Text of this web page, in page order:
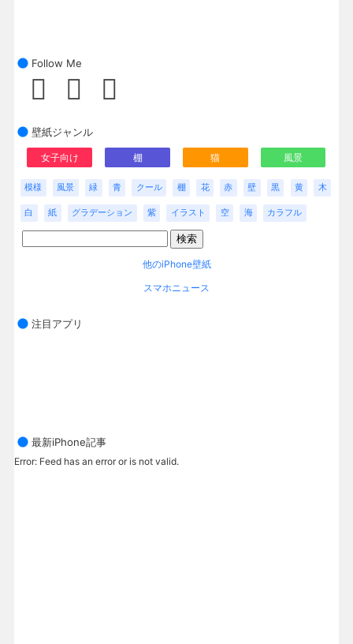
Follow Me
壁紙ジャンル
女子向け 棚 猫 風景
模様 風景 緑 青 クール 棚 花 赤 壁 黒 黄 木
白 紙 グラデーション 紫 イラスト 空 海 カラフル
他のiPhone壁紙
スマホニュース
注目アプリ
最新iPhone記事
Error: Feed has an error or is not valid.